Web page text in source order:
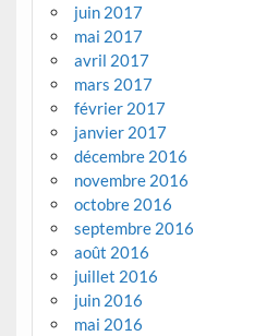
juin 2017
mai 2017
avril 2017
mars 2017
février 2017
janvier 2017
décembre 2016
novembre 2016
octobre 2016
septembre 2016
août 2016
juillet 2016
juin 2016
mai 2016